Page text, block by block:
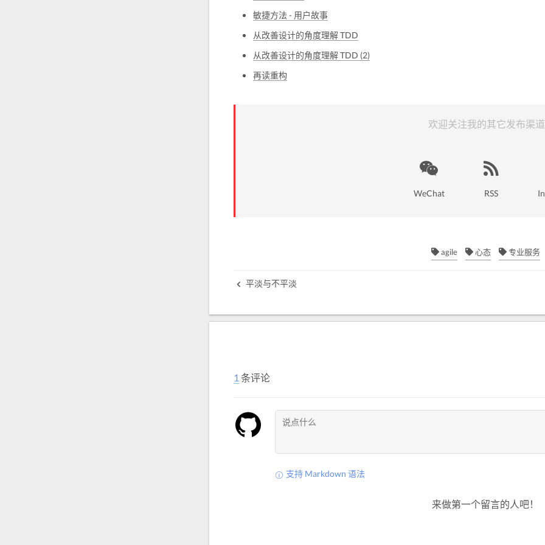
敏捷方法 - 用户故事
从改善设计的角度理解 TDD
从改善设计的角度理解 TDD (2)
再读重构
欢迎关注我的其它发布渠道
WeChat RSS
agile 心态 专业服务
平淡与不平淡
1 条评论
支持 Markdown 语法
来做第一个留言的人吧！